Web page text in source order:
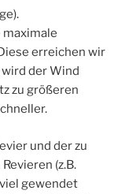
maximale
erreichen wir
der Wind
zu größeren
und der zu
(z.B.
gewendet